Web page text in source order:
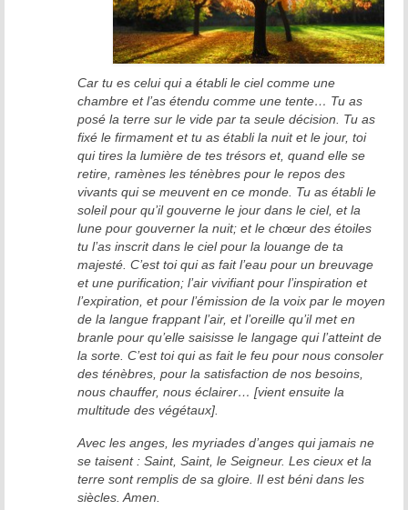
Car tu es celui qui a établi le ciel comme une
chambre et l’as étendu comme une tente… Tu as
posé la terre sur le vide par ta seule décision. Tu as
fixé le firmament et tu as établi la nuit et le jour, toi
qui tires la lumière de tes trésors et, quand elle se
retire, ramènes les ténèbres pour le repos des
vivants qui se meuvent en ce monde. Tu as établi le
soleil pour qu’il gouverne le jour dans le ciel, et la
lune pour gouverner la nuit; et le chœur des étoiles
tu l’as inscrit dans le ciel pour la louange de ta
majesté. C’est toi qui as fait l’eau pour un breuvage
et une purification; l’air vivifiant pour l’inspiration et
l’expiration, et pour l’émission de la voix par le moyen
de la langue frappant l’air, et l’oreille qu’il met en
branle pour qu’elle saisisse le langage qui l’atteint de
la sorte. C’est toi qui as fait le feu pour nous consoler
des ténèbres, pour la satisfaction de nos besoins,
nous chauffer, nous éclairer… [vient ensuite la
multitude des végétaux].
Avec les anges, les myriades d’anges qui jamais ne
se taisent : Saint, Saint, le Seigneur. Les cieux et la
terre sont remplis de sa gloire. Il est béni dans les
siècles. Amen.